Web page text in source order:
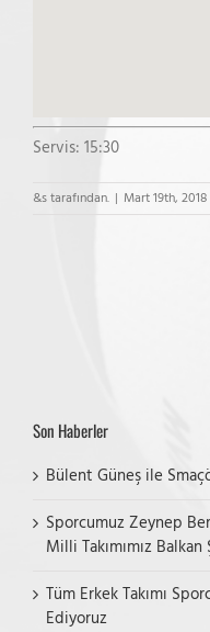
Servis: 15:30
&s tarafından. | Mart 19th, 2018
Son Haberler
Bülent Güneş ile
Sporcumuz Zeynep
Milli Takımımız
Tüm Erkek Takımı
Ediyoruz